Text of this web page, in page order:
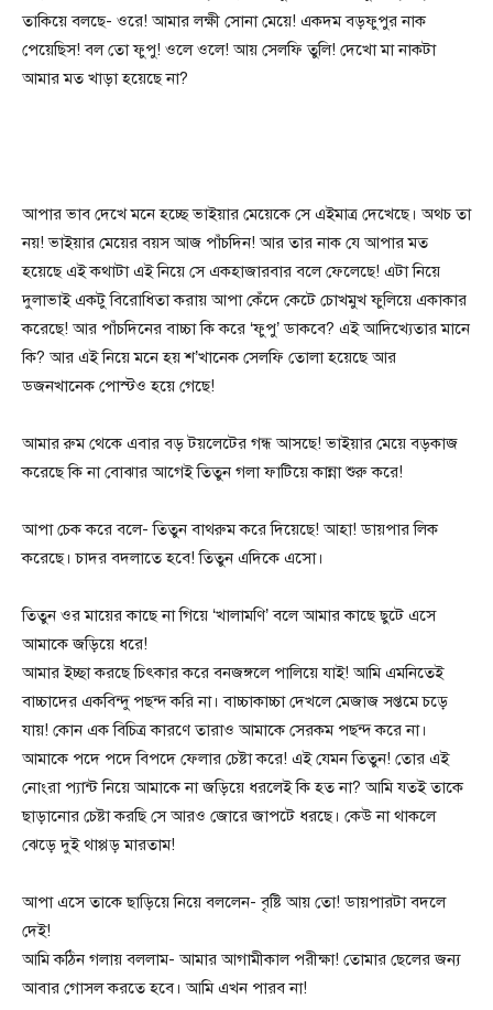
তাকিয়ে বলছে- ওরে! আমার লক্ষী সোনা মেয়ে! একদম বড়ফুপুর নাক
পেয়েছিস! বল তো ফুপু! ওলে ওলে! আয় সেলফি তুলি! দেখো মা নাকটা
আমার মত খাড়া হয়েছে না?
আপার ভাব দেখে মনে হচ্ছে ভাইয়ার মেয়েকে সে এইমাত্র দেখেছে। অথচ তা
নয়! ভাইয়ার মেয়ের বয়স আজ পাঁচদিন! আর তার নাক যে আপার মত
হয়েছে এই কথাটা এই নিয়ে সে একহাজারবার বলে ফেলেছে! এটা নিয়ে
দুলাভাই একটু বিরোধিতা করায় আপা কেঁদে কেটে চোখমুখ ফুলিয়ে একাকার
করেছে! আর পাঁচদিনের বাচ্চা কি করে ‘ফুপু’ ডাকবে? এই আদিখ্যেতার মানে
কি? আর এই নিয়ে মনে হয় শ’খানেক সেলফি তোলা হয়েছে আর
ডজনখানেক পোস্টও হয়ে গেছে!
আমার রুম থেকে এবার বড় টয়লেটের গন্ধ আসছে! ভাইয়ার মেয়ে বড়কাজ
করেছে কি না বোঝার আগেই তিতুন গলা ফাটিয়ে কান্না শুরু করে!
আপা চেক করে বলে- তিতুন বাথরুম করে দিয়েছে! আহা! ডায়পার লিক
করেছে। চাদর বদলাতে হবে! তিতুন এদিকে এসো।
তিতুন ওর মায়ের কাছে না গিয়ে ‘খালামণি’ বলে আমার কাছে ছুটে এসে
আমাকে জড়িয়ে ধরে!
আমার ইচ্ছা করছে চিৎকার করে বনজঙ্গলে পালিয়ে যাই! আমি এমনিতেই
বাচ্চাদের একবিন্দু পছন্দ করি না। বাচ্চাকাচ্চা দেখলে মেজাজ সপ্তমে চড়ে
যায়! কোন এক বিচিত্র কারণে তারাও আমাকে সেরকম পছন্দ করে না।
আমাকে পদে পদে বিপদে ফেলার চেষ্টা করে! এই যেমন তিতুন! তোর এই
নোংরা প্যান্ট নিয়ে আমাকে না জড়িয়ে ধরলেই কি হত না? আমি যতই তাকে
ছাড়ানোর চেষ্টা করছি সে আরও জোরে জাপটে ধরছে। কেউ না থাকলে
ঝেড়ে দুই থাপ্পড় মারতাম!
আপা এসে তাকে ছাড়িয়ে নিয়ে বললেন- বৃষ্টি আয় তো! ডায়পারটা বদলে
দেই!
আমি কঠিন গলায় বললাম- আমার আগামীকাল পরীক্ষা! তোমার ছেলের জন্য
আবার গোসল করতে হবে। আমি এখন পারব না!